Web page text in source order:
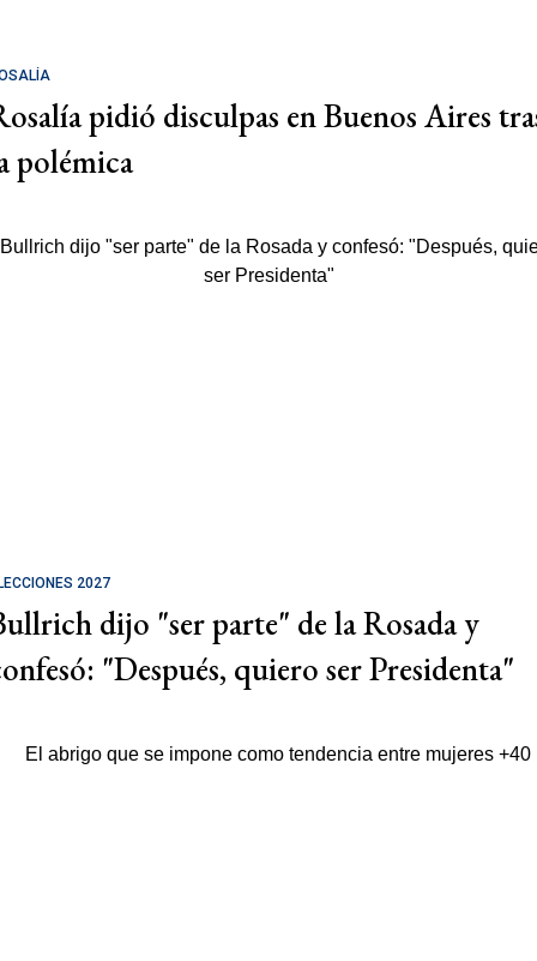
pidió disculpas en Buenos Aires
polémica
2027
dijo "ser parte" de la Rosada y
"Después, quiero ser Presidenta"